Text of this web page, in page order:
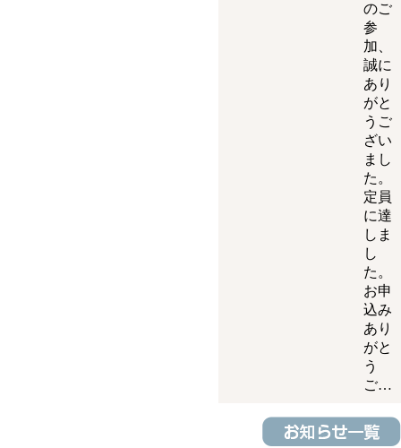
のご
参
加、
誠に
あり
がと
うご
ざい
まし
た。
定員
に達
しま
し
た。
お申
込み
あり
がと
う
ご…